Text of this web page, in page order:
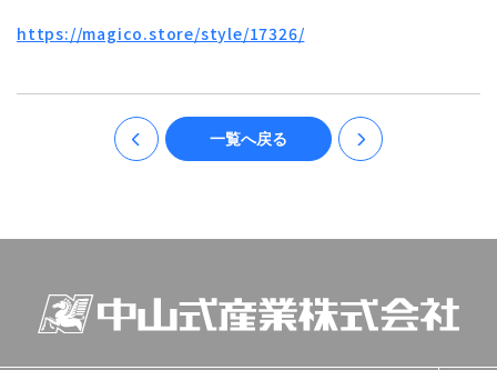
https://magico.store/style/17326/
一覧へ戻る